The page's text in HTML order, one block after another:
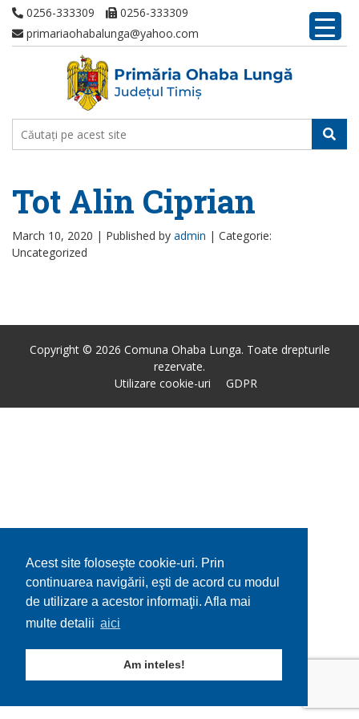
Acest site foloseşte cookie-uri. Prin
continuarea navigării, eşti de acord cu modul
de utilizare a acestor informaţii. Afla mai
multe detalii aici
Am inteles!
0256-333309
0256-333309
primariaohabalunga@yahoo.com
Tot Alin Ciprian
March 10, 2020 | Published by admin | Categorie:
Uncategorized
Copyright © 2026 Comuna Ohaba Lunga. Toate drepturile
rezervate.
Utilizare cookie-uri
GDPR